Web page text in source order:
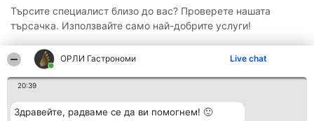
ОРЛИ Гастрономи Live chat
20:39
Здравейте, радваме се да ви помогнем! 🙂
Търсите специалист близо до вас? Проверете нашата
търсачка. Използвайте само най-добрите услуги!